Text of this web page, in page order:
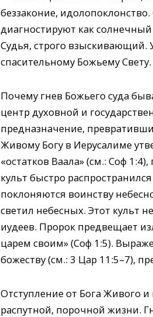
беззаконие,
диагностируют как
Судья, строго взыскивающий.
спасительному Божьему Свету.
Почему гнев Божьего суда
центр духовной и
предназначение,
Живому Богу в Иерусалиме
«остатков Ваала» (см.: Соф
культ быстро
поклоняются воинству
светил небесных. Этот культ
иудеев. Пророк предвещает
царем своим» (Соф 1:5).
божеству (см.: 3 Цар 11:5–7),
Отступление от Бога Живого
распутной, порочной жизни.